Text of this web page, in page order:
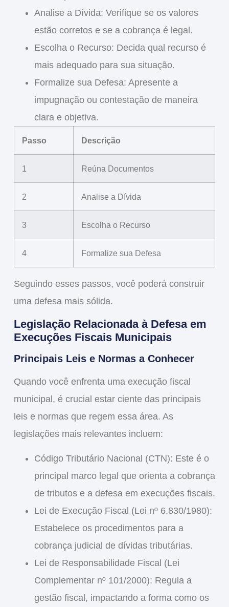
Analise a Dívida: Verifique se os valores
estão corretos e se a cobrança é legal.
Escolha o Recurso: Decida qual recurso é
mais adequado para sua situação.
Formalize sua Defesa: Apresente a
impugnação ou contestação de maneira
clara e objetiva.
Passo Descrição
1 Reúna Documentos
2 Analise a Dívida
3 Escolha o Recurso
4 Formalize sua Defesa
Seguindo esses passos, você poderá construir
uma defesa mais sólida.
Legislação Relacionada à Defesa em
Execuções Fiscais Municipais
Principais Leis e Normas a Conhecer
Quando você enfrenta uma execução fiscal
municipal, é crucial estar ciente das principais
leis e normas que regem essa área. As
legislações mais relevantes incluem:
Código Tributário Nacional (CTN): Este é o
principal marco legal que orienta a cobrança
de tributos e a defesa em execuções fiscais.
Lei de Execução Fiscal (Lei nº 6.830/1980):
Estabelece os procedimentos para a
cobrança judicial de dívidas tributárias.
Lei de Responsabilidade Fiscal (Lei
Complementar nº 101/2000): Regula a
gestão fiscal, impactando a forma como os